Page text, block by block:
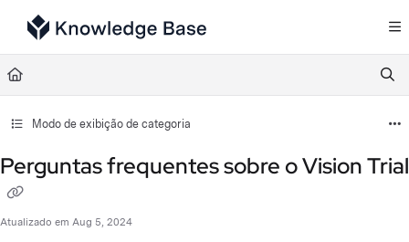
Documentation Index
Fetch the complete documentation index at:
Use this file to discover all available pages before exploring further.
Modo de exibição de categoria
Perguntas frequentes sobre o Vision Trial
Atualizado em Aug 5, 2024